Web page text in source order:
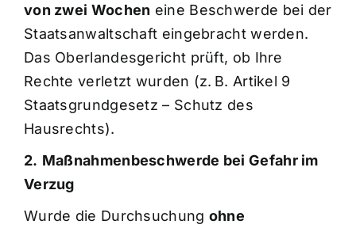
von zwei Wochen eine Beschwerde bei der
Staatsanwaltschaft eingebracht werden.
Das Oberlandesgericht prüft, ob Ihre
Rechte verletzt wurden (z. B. Artikel 9
Staatsgrundgesetz – Schutz des
Hausrechts).
2. Maßnahmenbeschwerde bei Gefahr im
Verzug
Wurde die Durchsuchung ohne